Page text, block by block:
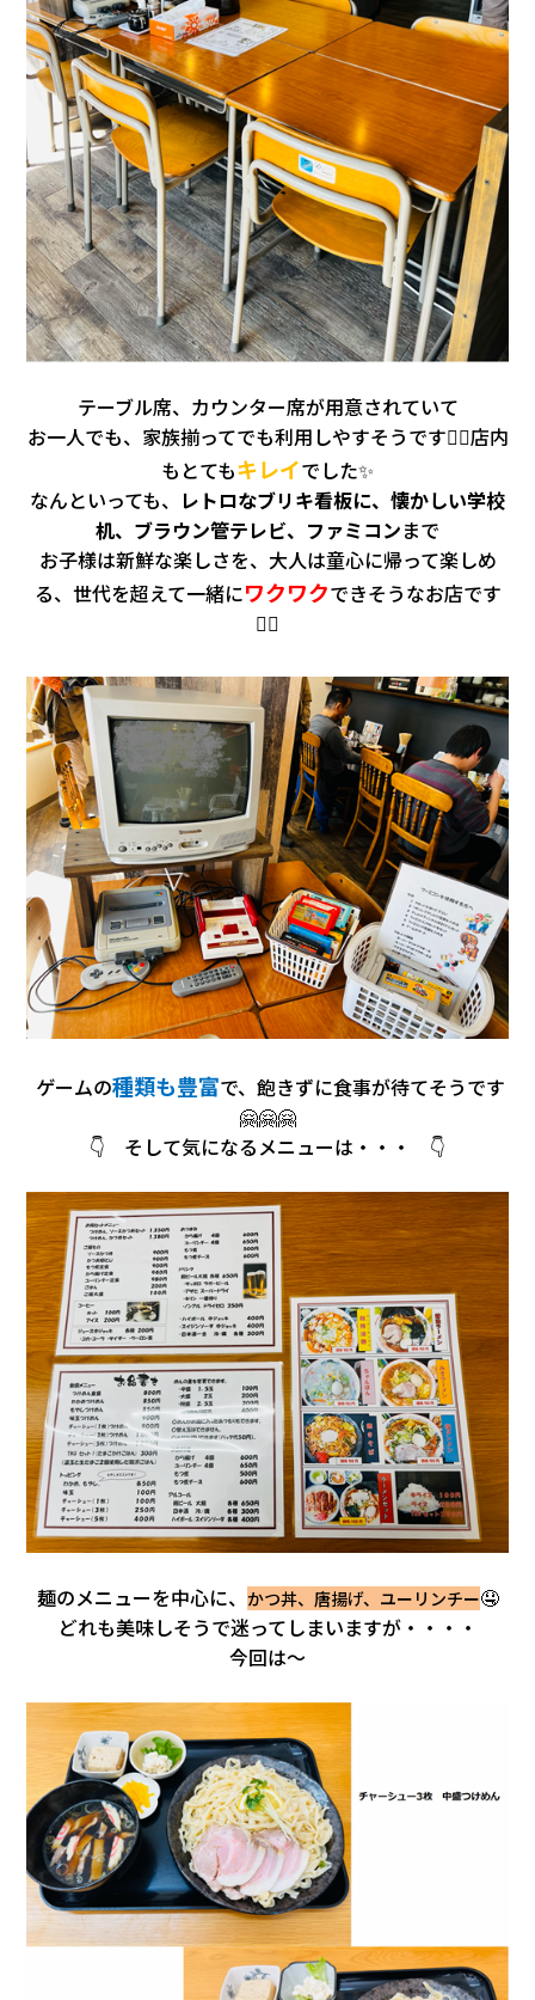
テーブル席、カウンター席が用意されていて
お一人でも、家族揃ってでも利用しやすそうです🙆‍♀️店内
もとてもキレイでした✨
なんといっても、 レトロなブリキ看板に、懐かしい学校
机、ブラウン管テレビ、ファミコンまで
お子様は新鮮な楽しさを、大人は童心に帰って楽しめ
る、世代を超えて一緒にワクワクできそうなお店です
🙆‍♀️
ゲームの種類も豊富で、飽きずに食事が待てそうです
🤗🤗🤗
👇 そして気になるメニューは・・・ 👇
麺のメニューを中心に、 かつ丼、唐揚げ、ユーリンチー🤤
どれも美味しそうで迷ってしまいますが・・・・
今回は～